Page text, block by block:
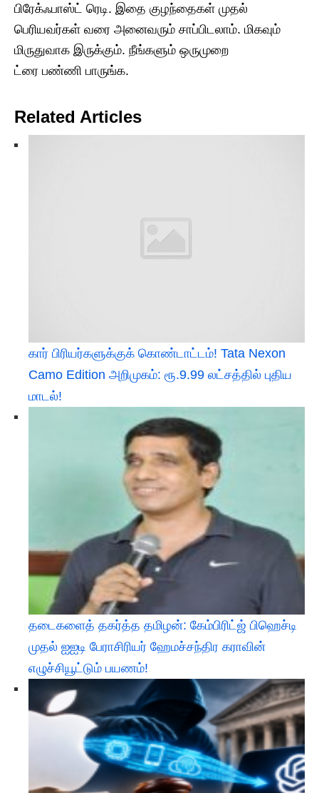
பிரேக்ஃபாஸ்ட் ரெடி. இதை குழந்தைகள் முதல்
பெரியவர்கள் வரை அனைவரும் சாப்பிடலாம். மிகவும்
மிருதுவாக இருக்கும். நீங்களும் ஒருமுறை
ட்ரை பண்ணி பாருங்க.
Related Articles
கார் பிரியர்களுக்குக் கொண்டாட்டம்! Tata Nexon
Camo Edition அறிமுகம்: ரூ.9.99 லட்சத்தில் புதிய
மாடல்!
தடைகளைத் தகர்த்த தமிழன்: கேம்பிரிட்ஜ் பிஹெச்டி
முதல் ஐஐடி பேராசிரியர் ஹேமச்சந்திர கராவின்
எழுச்சியூட்டும் பயணம்!